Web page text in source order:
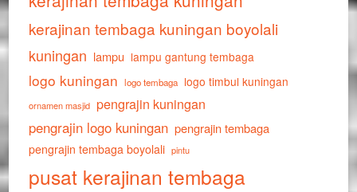
kerajinan tembaga kuningan boyolali
kuningan lampu lampu gantung tembaga
logo kuningan logo tembaga logo timbul kuningan
ornamen masjid pengrajin kuningan
pengrajin logo kuningan pengrajin tembaga
pengrajin tembaga boyolali pintu
pusat kerajinan tembaga